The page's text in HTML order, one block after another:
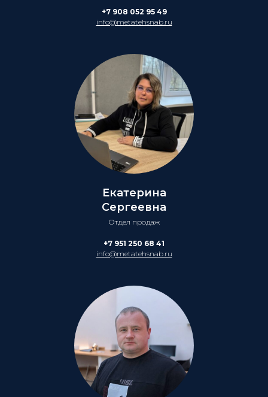
+7 908 052 95 49
info@metatehsnab.ru
Екатерина
Сергеевна
Отдел продаж
+7 951 250 68 41
info@metatehsnab.ru